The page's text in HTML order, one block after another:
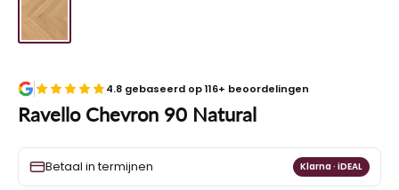
4.8 gebaseerd op 116+ beoordelingen
Ravello Chevron 90 Natural
Betaal in termijnen Klarna · iDEAL